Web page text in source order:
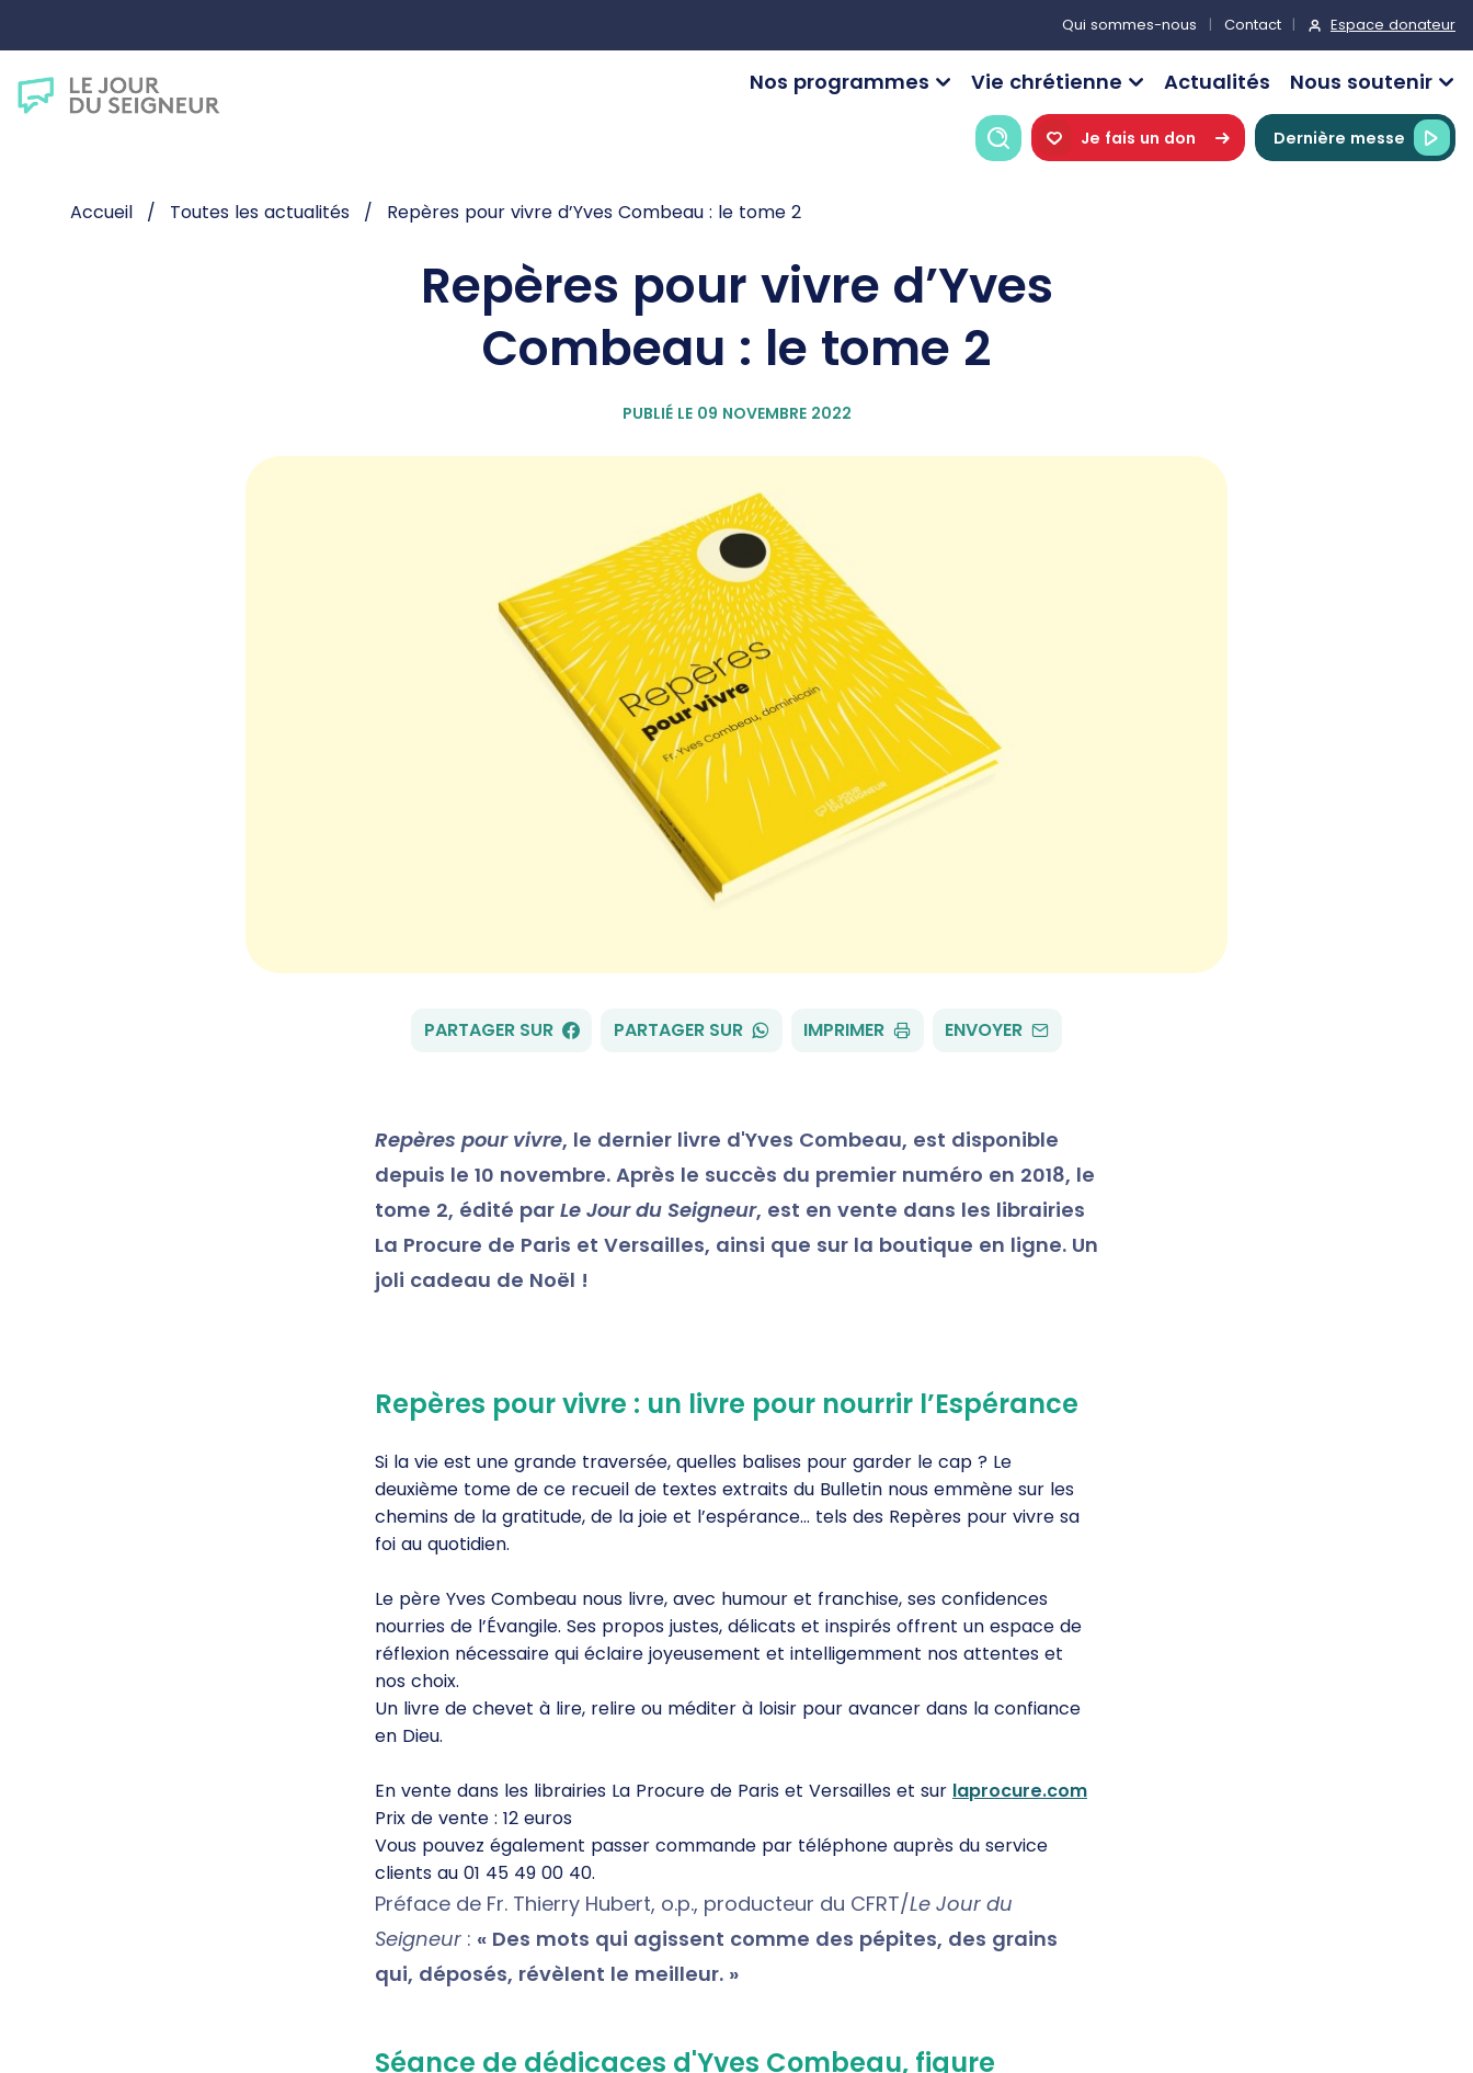
Qui sommes-nous Contact Espace donateur
Nos programmes Vie chrétienne Actualités Nous soutenir
RechercheJe fais un don Dernière messe
Accueil Toutes les actualités Repères pour vivre d’Yves Combeau : le tome 2
Repères pour vivre d’Yves
Combeau : le tome 2
PUBLIÉ LE 09 NOVEMBRE 2022
PARTAGER SUR FACEBOOK
PARTAGER SUR WHATSAPP
IMPRIMER ENVOYER PAR
Repères pour vivre, le dernier livre d'Yves Combeau, est disponible
depuis le 10 novembre. Après le succès du premier numéro en 2018, le
tome 2, édité par Le Jour du Seigneur, est en vente dans les librairies
La Procure de Paris et Versailles, ainsi que sur la boutique en ligne. Un
joli cadeau de Noël !
Repères pour vivre : un livre pour nourrir l’Espérance
Si la vie est une grande traversée, quelles balises pour garder le cap ? Le
deuxième tome de ce recueil de textes extraits du Bulletin nous emmène sur les
chemins de la gratitude, de la joie et l’espérance… tels des Repères pour vivre sa
foi au quotidien.
Le père Yves Combeau nous livre, avec humour et franchise, ses confidences
nourries de l’Évangile. Ses propos justes, délicats et inspirés offrent un espace de
réflexion nécessaire qui éclaire joyeusement et intelligemment nos attentes et
nos choix.
Un livre de chevet à lire, relire ou méditer à loisir pour avancer dans la confiance
en Dieu.
En vente dans les librairies La Procure de Paris et Versailles et sur laprocure.com
Prix de vente : 12 euros
Vous pouvez également passer commande par téléphone auprès du service
clients au 01 45 49 00 40.
Préface de Fr. Thierry Hubert, o.p., producteur du CFRT/Le Jour du
Seigneur : « Des mots qui agissent comme des pépites, des grains
qui, déposés, révèlent le meilleur. »
Séance de dédicaces d'Yves Combeau, figure